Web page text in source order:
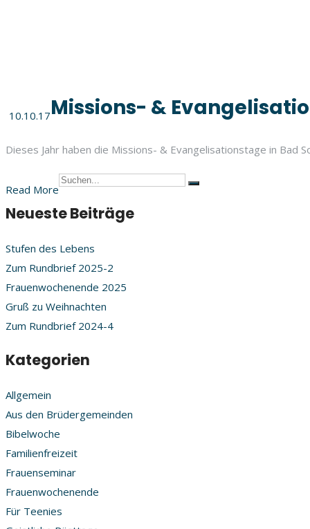
10.10.17Missions- &
Dieses Jahr haben die Missions- & Evangelisationstage in
Read More
Neueste Beiträge
Stufen des Lebens
Zum Rundbrief 2025-2
Frauenwochenende 2025
Gruß zu Weihnachten
Zum Rundbrief 2024-4
Kategorien
Allgemein
Aus den Brüdergemeinden
Bibelwoche
Familienfreizeit
Frauenseminar
Frauenwochenende
Für Teenies